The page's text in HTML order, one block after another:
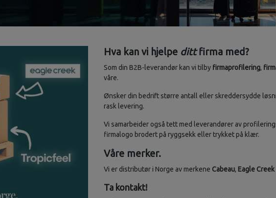
Hva kan vi hjelpe dittfirma med?
Som din B2B-leverandør kan vi tilby firmaprofilering,
våre.
Ønsker din bedrift større antall eller skreddersydde
rask levering.
Vi samarbeider også tett med leverandører av
firmalogo brodert på ryggsekk eller trykket på klær.
Våre merker.
Vi er distributør i Norge av merkene Cabeau, Eagle Creek
Ta kontakt!